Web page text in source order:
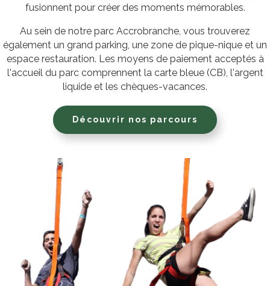
fusionnent pour créer des moments mémorables.
Au sein de notre parc Accrobranche, vous trouverez
également un grand parking, une zone de pique-nique et un
espace restauration. Les moyens de paiement acceptés à
l'accueil du parc comprennent la carte bleue (CB), l'argent
liquide et les chèques-vacances.
Découvrir nos parcours